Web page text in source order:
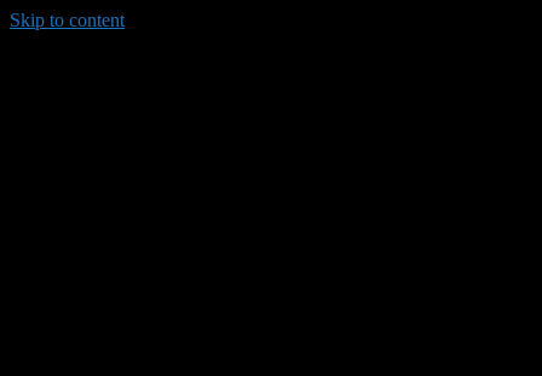
Skip to content